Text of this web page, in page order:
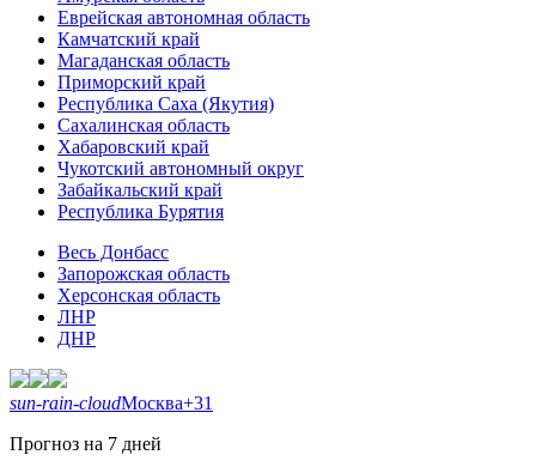
Еврейская автономная область
Камчатский край
Магаданская область
Приморский край
Республика Саха (Якутия)
Сахалинская область
Хабаровский край
Чукотский автономный округ
Забайкальский край
Республика Бурятия
Весь Донбасс
Запорожская область
Херсонская область
ЛНР
ДНР
sun-rain-cloudМосква+31
Прогноз на 7 дней